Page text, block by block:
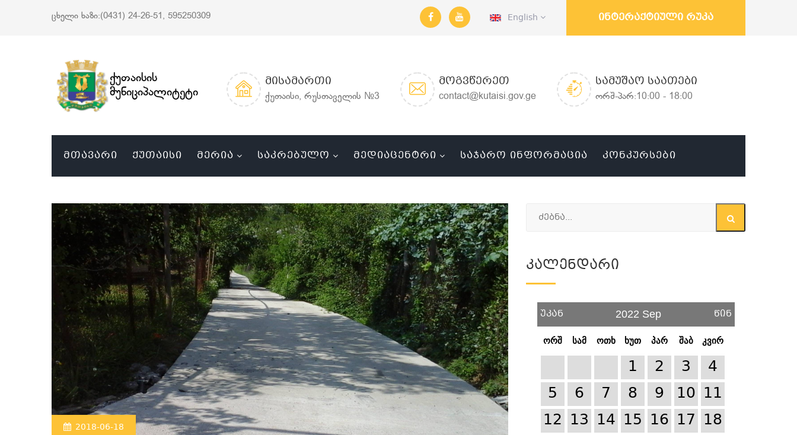
ცხელი ხაზი:(0431) 24-26-51, 595250309 English ინტერაქტიული რუკა
ქუთაისის
მუნიციპალიტეტი
ᲛᲘᲡᲐᲛᲐᲠᲗᲘ
ქუთაისი, რუსთაველის №3
ᲛᲝᲒᲕᲬᲔᲠᲔᲗ
contact@kutaisi.gov.ge
ᲡᲐᲛᲣᲨᲐᲝ ᲡᲐᲐᲗᲔᲑᲘ
ორშ-პარ:10:00 - 18:00
ᲛᲗᲐᲕᲐᲠᲘ ᲥᲣᲗᲐᲘᲡᲘ ᲛᲔᲠᲘᲐ ᲡᲐᲙᲠᲔᲑᲣᲚᲝ ᲛᲔᲓᲘᲐᲪᲔᲜᲢᲠᲘ ᲡᲐᲯᲐᲠᲝ ᲘᲜᲤᲝᲠᲛᲐᲪᲘᲐ ᲙᲝᲜᲙᲣᲠᲡᲔᲑᲘ
2018-06-18
Კალენდარი
უკან 2022 Sep წინ
ორშ სამ ოთხ ხუთ პარ შაბ კვირ
1 2 3
4
5
6 7 8 9 10 11
12 13 14 15 16 17 18